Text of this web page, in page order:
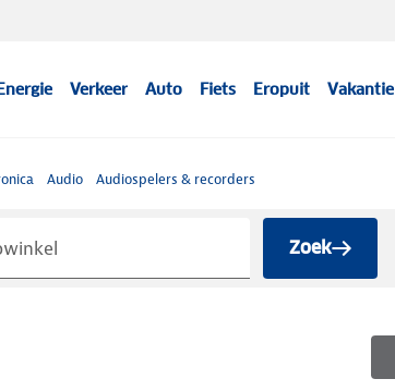
Verkeer Auto Fiets Eropuit Vakantie
Audio Audiospelers & recorders
Zoek